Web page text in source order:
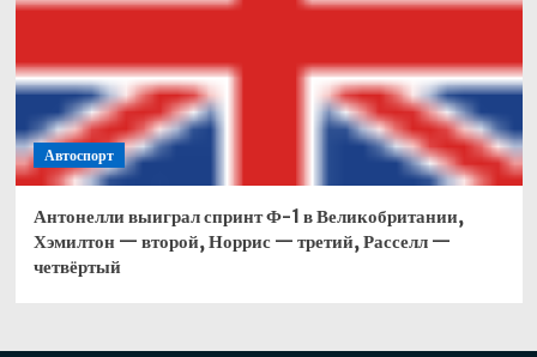
Автоспорт
Антонелли выиграл спринт Ф-1 в Великобритании,
Хэмилтон — второй, Норрис — третий, Расселл —
четвёртый